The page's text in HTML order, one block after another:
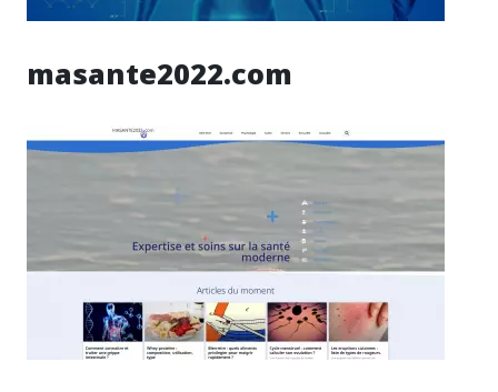
masante2022.com